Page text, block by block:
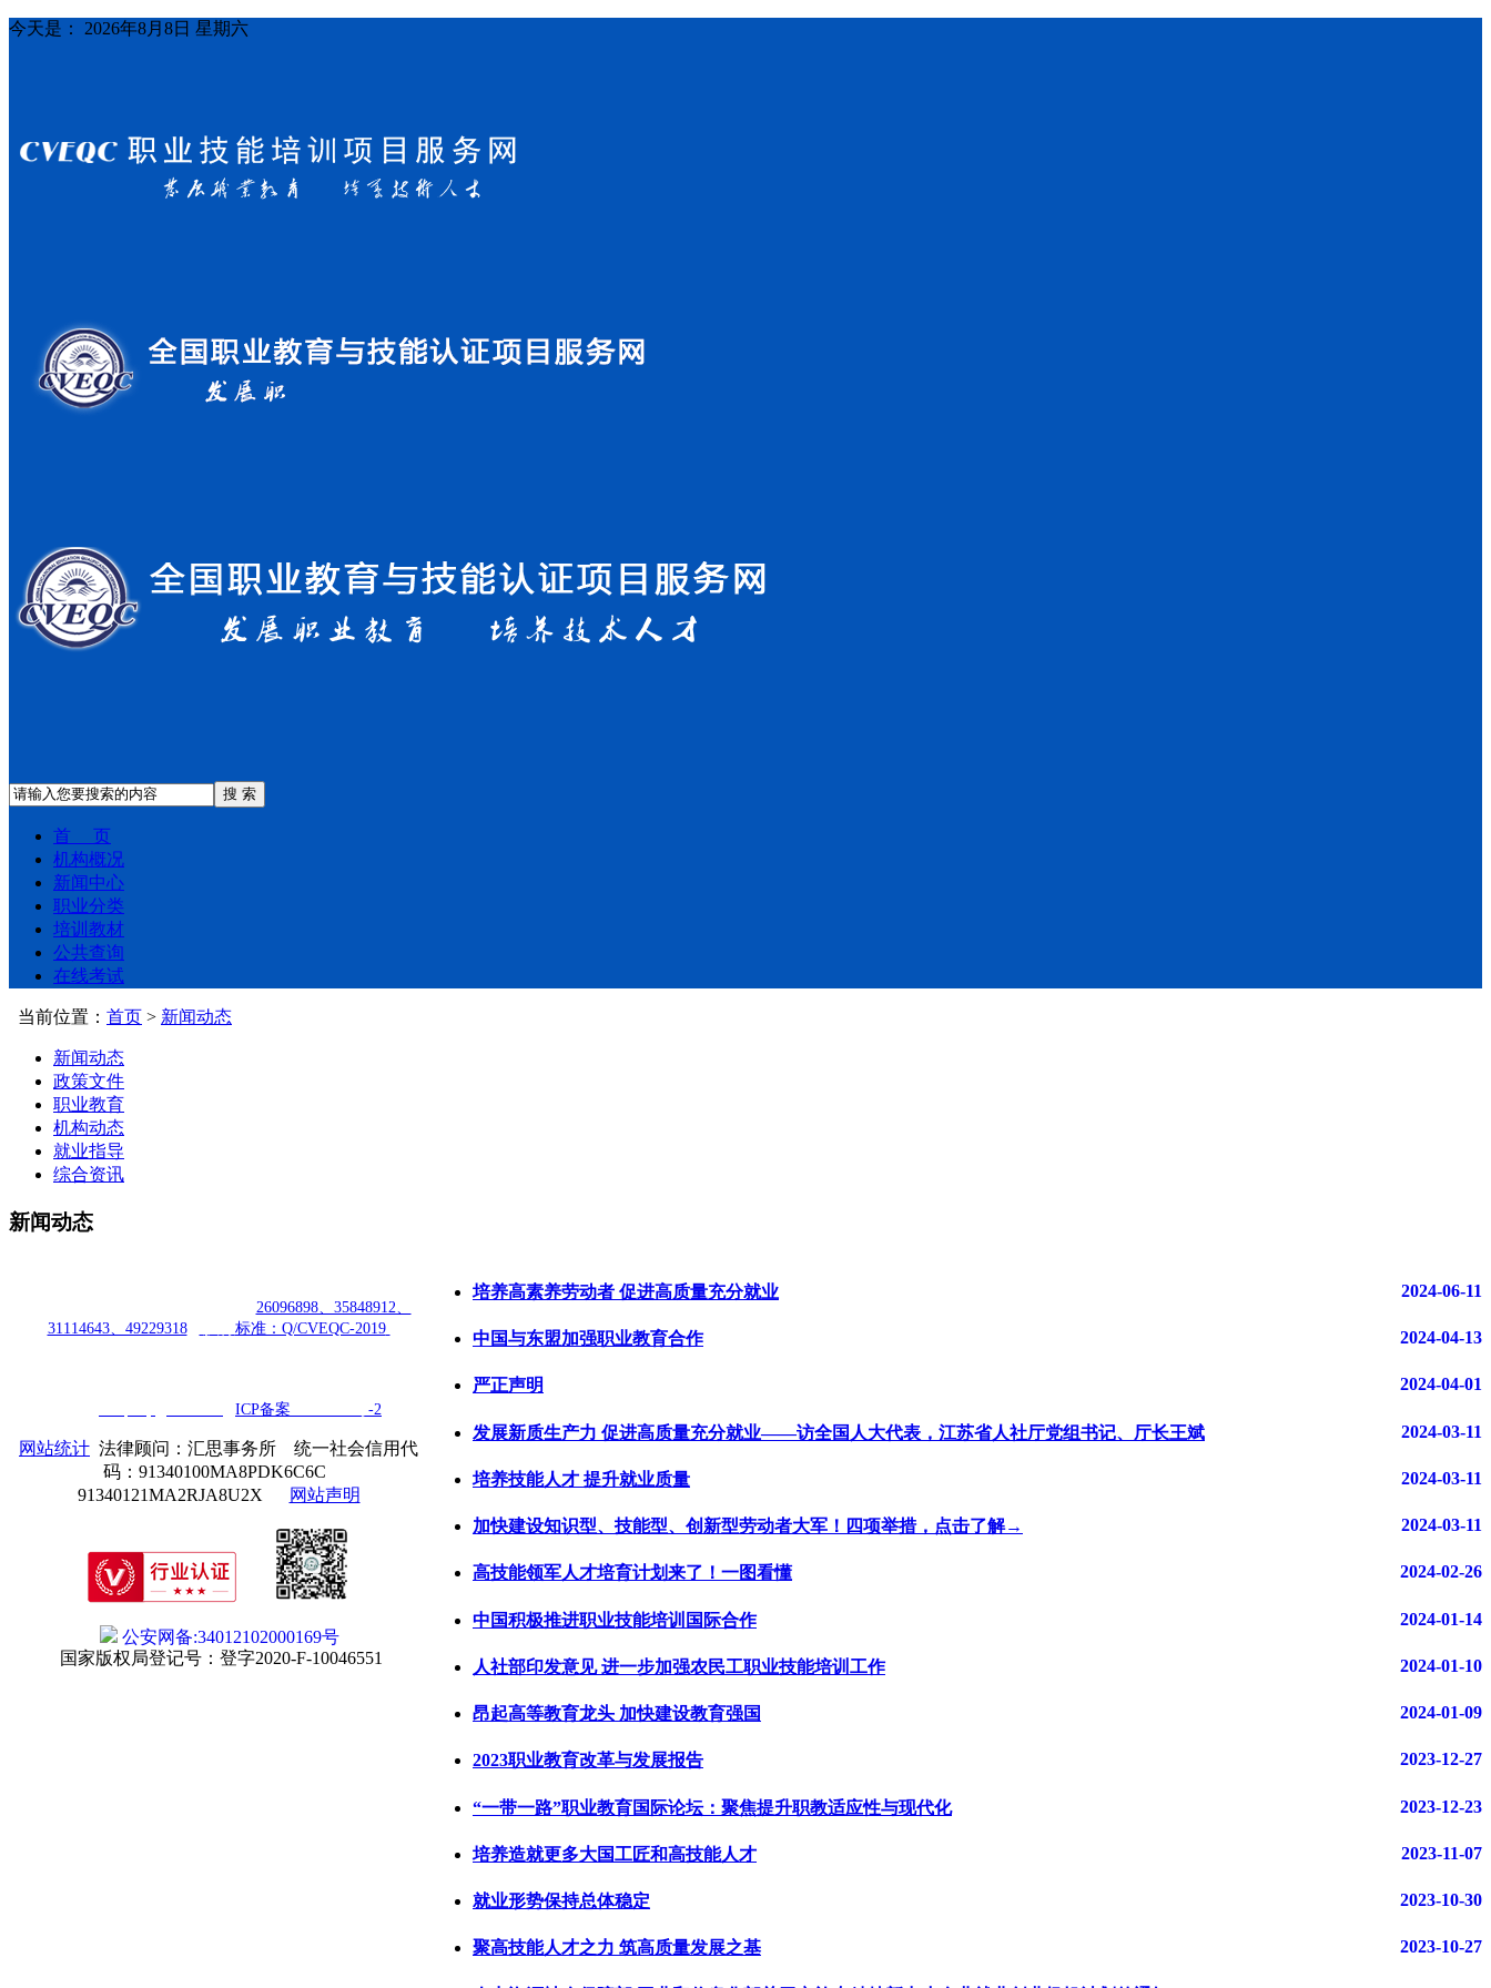
今天是： 2026年8月8日 星期六
搜 索
首 页
机构概况
新闻中心
职业分类
培训教材
公共查询
在线考试
当前位置： 首页 > 新闻动态
新闻动态
政策文件
职业教育
机构动态
就业指导
综合资讯
新闻动态
培养高素养劳动者 促进高质量充分就业 2024-06-11
中国与东盟加强职业教育合作 2024-04-13
严正声明 2024-04-01
发展新质生产力 促进高质量充分就业——访全国人大代表，江苏省人社厅党组书记、厅长王斌 2024-03-11
培养技能人才 提升就业质量 2024-03-11
加快建设知识型、技能型、创新型劳动者大军！四项举措，点击了解→ 2024-03-11
高技能领军人才培育计划来了！一图看懂 2024-02-26
中国积极推进职业技能培训国际合作 2024-01-14
人社部印发意见 进一步加强农民工职业技能培训工作 2024-01-10
昂起高等教育龙头 加快建设教育强国 2024-01-09
2023职业教育改革与发展报告 2023-12-27
“一带一路”职业教育国际论坛：聚焦提升职教适应性与现代化 2023-12-23
培养造就更多大国工匠和高技能人才 2023-11-07
就业形势保持总体稳定 2023-10-30
聚高技能人才之力 筑高质量发展之基 2023-10-27
26096898、35848912、
31114643、49229318| 标准：Q/CVEQC-2019
ICP备案 -2
网站统计 法律顾问：汇思事务所 统一社会信用代
码：91340100MA8PDK6C6C
91340121MA2RJA8U2X
网站声明
公安网备:34012102000169号
国家版权局登记号：登字2020-F-10046551